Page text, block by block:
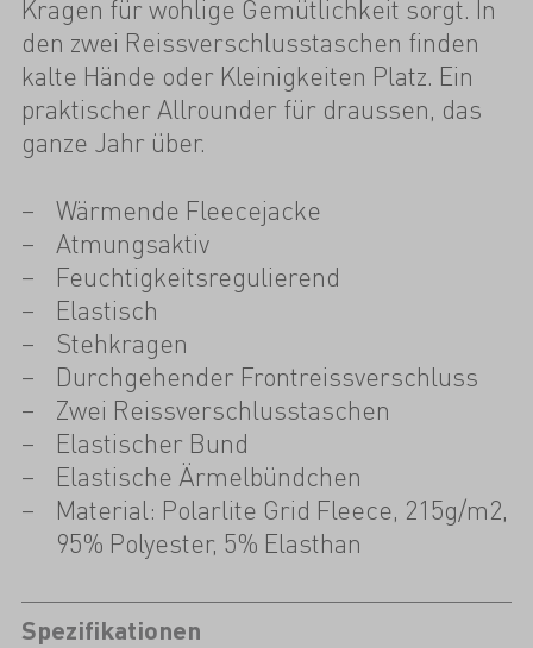
Kragen für wohlige Gemütlichkeit sorgt. In
den zwei Reissverschlusstaschen finden
kalte Hände oder Kleinigkeiten Platz. Ein
praktischer Allrounder für draussen, das
ganze Jahr über.
Wärmende Fleecejacke
Atmungsaktiv
Feuchtigkeitsregulierend
Elastisch
Stehkragen
Durchgehender Frontreissverschluss
Zwei Reissverschlusstaschen
Elastischer Bund
Elastische Ärmelbündchen
Material: Polarlite Grid Fleece, 215g/m2,
95% Polyester, 5% Elasthan
Spezifikationen